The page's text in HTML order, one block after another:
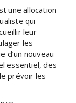
une allocation
qui
leur
les
d’un nouveau-
essentiel, des
prévoir les